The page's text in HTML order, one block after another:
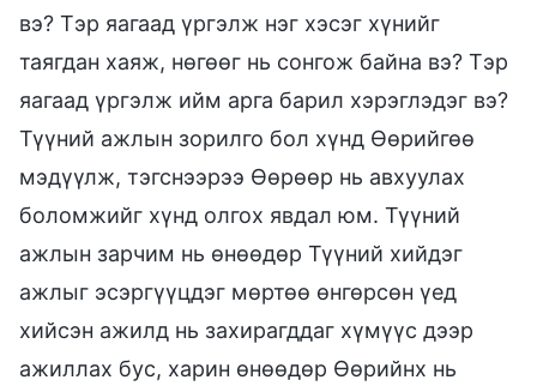
вэ? Тэр яагаад үргэлж нэг хэсэг хүнийг
таягдан хаяж, нөгөөг нь сонгож байна вэ? Тэр
яагаад үргэлж ийм арга барил хэрэглэдэг вэ?
Түүний ажлын зорилго бол хүнд Өөрийгөө
мэдүүлж, тэгснээрээ Өөрөөр нь авхуулах
боломжийг хүнд олгох явдал юм. Түүний
ажлын зарчим нь өнөөдөр Түүний хийдэг
ажлыг эсэргүүцдэг мөртөө өнгөрсөн үед
хийсэн ажилд нь захирагддаг хүмүүс дээр
ажиллах бус, харин өнөөдөр Өөрийнх нь